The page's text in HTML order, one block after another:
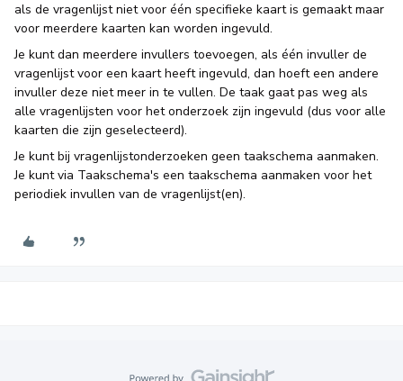
als de vragenlijst niet voor één specifieke kaart is gemaakt maar
voor meerdere kaarten kan worden ingevuld.
Je kunt dan meerdere invullers toevoegen, als één invuller de
vragenlijst voor een kaart heeft ingevuld, dan hoeft een andere
invuller deze niet meer in te vullen. De taak gaat pas weg als
alle vragenlijsten voor het onderzoek zijn ingevuld (dus voor alle
kaarten die zijn geselecteerd).
Je kunt bij vragenlijstonderzoeken geen taakschema aanmaken.
Je kunt via Taakschema's een taakschema aanmaken voor het
periodiek invullen van de vragenlijst(en).